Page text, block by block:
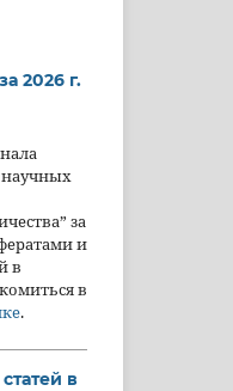
2026 г.
научных
за
и
в
в
.
в